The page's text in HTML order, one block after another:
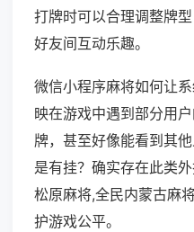
打牌时可以合理调整牌
好友间互动乐趣。
微信小程序麻将如何让
映在游戏中遇到部分用
牌，甚至好像能看到其
是有挂？确实存在此类
松原麻将,全民内蒙古麻
护游戏公平。